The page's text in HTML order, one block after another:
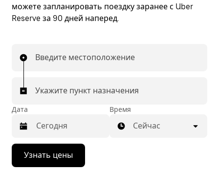
можете запланировать поездку заранее с Uber
Reserve за 90 дней наперед.
Введите местоположение
Укажите пункт назначения
Дата
Нажмите
стрелку
вниз,
Время
Сейчас
Узнать цены